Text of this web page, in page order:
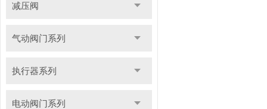
减压阀
气动阀门系列
执行器系列
电动阀门系列